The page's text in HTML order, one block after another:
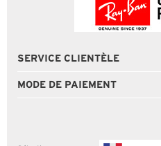
SERVICE CLIENTÈLE
MODE DE PAIEMENT